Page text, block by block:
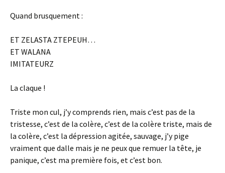
Quand brusquement :
ET ZELASTA ZTEPEUH…
ET WALANA
IMITATEURZ
La claque !
Triste mon cul, j’y comprends rien, mais c’est pas de la
tristesse, c’est de la colère, c’est de la colère triste, mais de
la colère, c’est la dépression agitée, sauvage, j’y pige
vraiment que dalle mais je ne peux que remuer la tête, je
panique, c’est ma première fois, et c’est bon.